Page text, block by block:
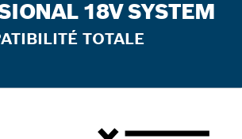
18V SYSTEM
TOTALE